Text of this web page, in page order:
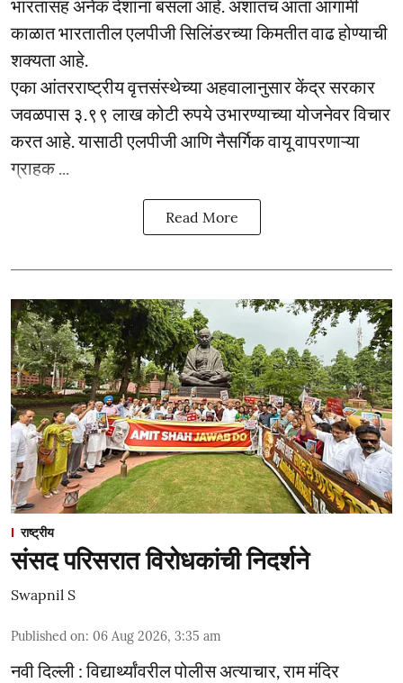
भारतासह अनेक देशांना बसला आहे. अशातच आता आगामी
काळात भारतातील एलपीजी सिलिंडरच्या किमतीत वाढ होण्याची
शक्यता आहे.
एका आंतरराष्ट्रीय वृत्तसंस्थेच्या अहवालानुसार केंद्र सरकार
जवळपास ३.९९ लाख कोटी रुपये उभारण्याच्या योजनेवर विचार
करत आहे. यासाठी एलपीजी आणि नैसर्गिक वायू वापरणाऱ्या
ग्राहक ...
Read More
राष्ट्रीय
संसद परिसरात विरोधकांची निदर्शने
Swapnil S
Published on: 06 Aug 2026, 3:35 am
नवी दिल्ली : विद्यार्थ्यांवरील पोलीस अत्याचार, राम मंदिर